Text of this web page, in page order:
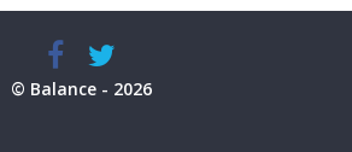
© Balance - 2026